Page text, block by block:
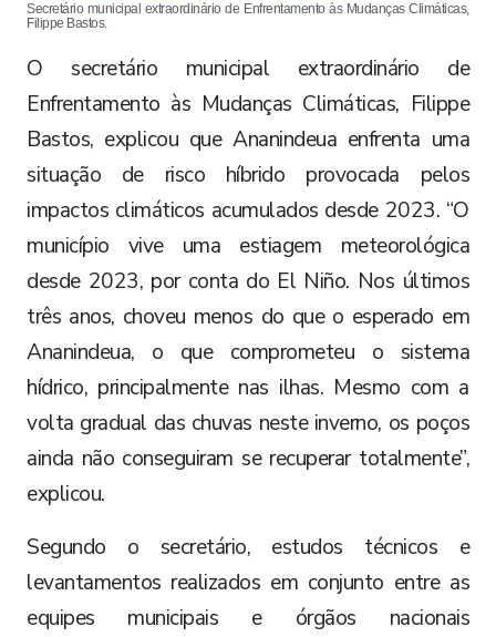
Secretário municipal extraordinário de Enfrentamento às Mudanças Climáticas,
Filippe Bastos.
O secretário municipal extraordinário de
Enfrentamento às Mudanças Climáticas, Filippe
Bastos, explicou que Ananindeua enfrenta uma
situação de risco híbrido provocada pelos
impactos climáticos acumulados desde 2023. “O
município vive uma estiagem meteorológica
desde 2023, por conta do El Niño. Nos últimos
três anos, choveu menos do que o esperado em
Ananindeua, o que comprometeu o sistema
hídrico, principalmente nas ilhas. Mesmo com a
volta gradual das chuvas neste inverno, os poços
ainda não conseguiram se recuperar totalmente”,
explicou.
Segundo o secretário, estudos técnicos e
levantamentos realizados em conjunto entre as
equipes municipais e órgãos nacionais